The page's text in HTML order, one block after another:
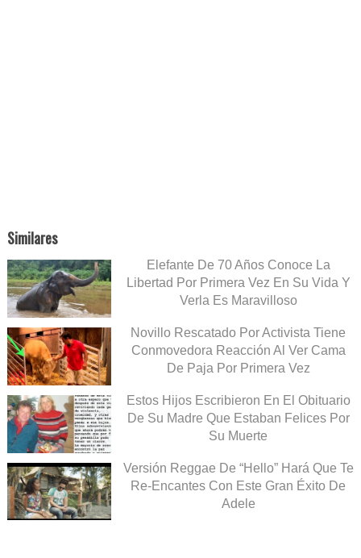
Similares
Elefante De 70 Años Conoce La
Libertad Por Primera Vez En Su Vida Y
Verla Es Maravilloso
Novillo Rescatado Por Activista Tiene
Conmovedora Reacción Al Ver Cama
De Paja Por Primera Vez
Estos Hijos Escribieron En El Obituario
De Su Madre Que Estaban Felices Por
Su Muerte
Versión Reggae De “Hello” Hará Que Te
Re-Encantes Con Este Gran Éxito De
Adele